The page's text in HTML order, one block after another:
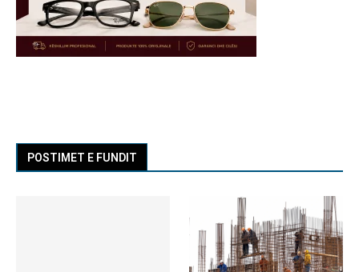
POSTIMET E FUNDIT